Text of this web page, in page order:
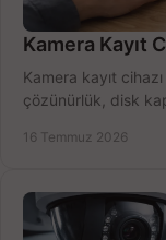
Kamera Kayıt
Kamera kayıt
çözünürlük, disk
16 Temmuz 2026